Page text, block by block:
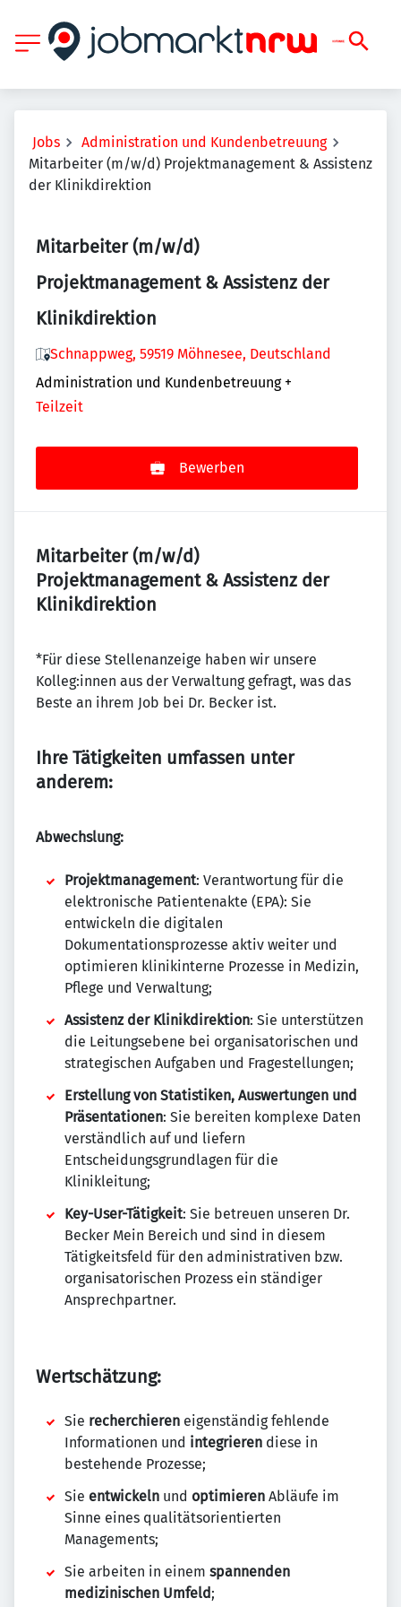
Jobs
Administration und Kundenbetreuung
Mitarbeiter (m/w/d) Projektmanagement & Assistenz
der Klinikdirektion
Mitarbeiter (m/w/d)
Projektmanagement & Assistenz der
Klinikdirektion
Schnappweg, 59519 Möhnesee, Deutschland
Administration und Kundenbetreuung +
Teilzeit
Bewerben
Mitarbeiter (m/w/d)
Projektmanagement & Assistenz der
Klinikdirektion
*Für diese Stellenanzeige haben wir unsere
Kolleg:innen aus der Verwaltung gefragt, was das
Beste an ihrem Job bei Dr. Becker ist.
Ihre Tätigkeiten umfassen unter
anderem:
Abwechslung:
Projektmanagement: Verantwortung für die
elektronische Patientenakte (EPA): Sie
entwickeln die digitalen
Dokumentationsprozesse aktiv weiter und
optimieren klinikinterne Prozesse in Medizin,
Pflege und Verwaltung;
Assistenz der Klinikdirektion: Sie unterstützen
die Leitungsebene bei organisatorischen und
strategischen Aufgaben und Fragestellungen;
Erstellung von Statistiken, Auswertungen und
Präsentationen: Sie bereiten komplexe Daten
verständlich auf und liefern
Entscheidungsgrundlagen für die
Klinikleitung;
Key-User-Tätigkeit: Sie betreuen unseren Dr.
Becker Mein Bereich und sind in diesem
Tätigkeitsfeld für den administrativen bzw.
organisatorischen Prozess ein ständiger
Ansprechpartner.
Wertschätzung:
Sie recherchieren eigenständig fehlende
Informationen und integrieren diese in
bestehende Prozesse;
Sie entwickeln und optimieren Abläufe im
Sinne eines qualitätsorientierten
Managements;
Sie arbeiten in einem spannenden
medizinischen Umfeld;